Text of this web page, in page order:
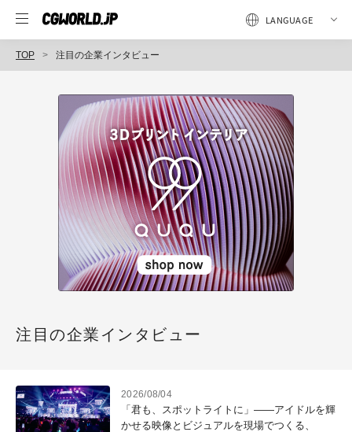
TOP 注目の企業インタビュー
注目の企業インタビュー
2026/08/04
「君も、スポットライトに」――アイドルを輝
かせる映像とビジュアルを現場でつくる、